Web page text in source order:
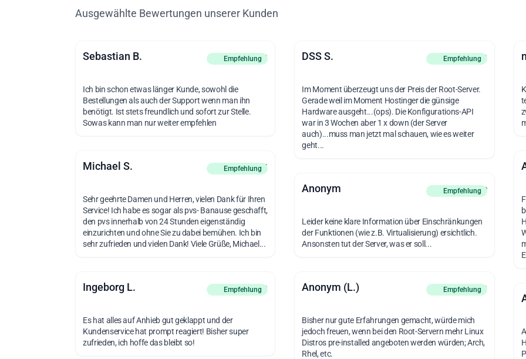
Ausgewählte Bewertungen unserer Kunden
Empfehlung
Sebastian B. vor 2 Monaten
Ich bin schon etwas länger Kunde, sowohl die
Bestellungen als auch der Support wenn man ihn
benötigt. Ist stets freundlich und sofort zur Stelle.
Sowas kann man nur weiter empfehlen
Empfehlung
Michael S. vor 1 Monat
Sehr geehrte Damen und Herren, vielen Dank für Ihren
Service! Ich habe es sogar als pvs- Banause geschafft,
den pvs innerhalb von 24 Stunden eigenständig
einzurichten und ohne Sie zu dabei bemühen. Ich bin
sehr zufrieden und vielen Dank! Viele Grüße, Michael...
Empfehlung
Ingeborg L. vor 3 Monaten
Es hat alles auf Anhieb gut geklappt und der
Kundenservice hat prompt reagiert! Bisher super
zufrieden, ich hoffe das bleibt so!
Empfehlung
DSS S. vor 2 Wochen
Im Moment überzeugt uns der Preis der Root-Server.
Gerade weil im Moment Hostinger die günsige
Hardware ausgeht...(ops). Die Konfigurations-API
war in 3 Wochen aber 1 x down (der Server
auch)...muss man jetzt mal schauen, wie es weiter
geht...
Empfehlung
Anonym vor 1 Woche
Leider keine klare Information über Einschränkungen
der Funktionen (wie z.B. Virtualisierung) ersichtlich.
Ansonsten tut der Server, was er soll...
Empfehlung
Anonym (L.) vor 3 Wochen
Bisher nur gute Erfahrungen gemacht, würde mich
jedoch freuen, wenn bei den Root-Servern mehr Linux
Distros pre-installed angeboten werden würden; Arch,
Rhel, etc.